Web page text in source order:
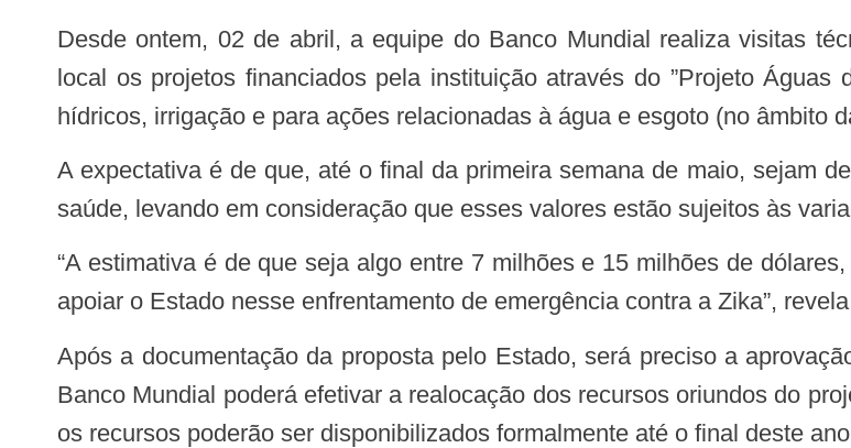
Desde ontem, 02 de abril, a equipe do Banco Mundial realiza visitas técnicas em Sergipe para discutir com a equipe técnica
local os projetos financiados pela instituição através do ”Projeto Águas
hídricos, irrigação e para ações relacionadas à água e esgoto (no âmbito
A expectativa é de que, até o final da primeira semana de maio, sejam definidos os valores a serem realocados para a área da
saúde, levando em consideração que esses valores estão sujeitos às
“A estimativa é de que seja algo entre 7 milhões e 15 milhões de dólares, ou seja, entre 24 milhões e 40 milhões de reais, para
apoiar o Estado nesse enfrentamento de emergência contra a Zika”,
Após a documentação da proposta pelo Estado, será preciso a aprovação do Governo Federal. Só depois dessa tramitação, o
Banco Mundial poderá efetivar a realocação dos recursos oriundos do
os recursos poderão ser disponibilizados formalmente até o final deste